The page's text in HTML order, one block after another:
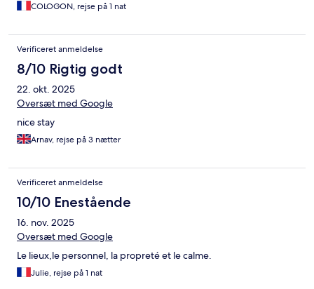
COLOGON, rejse på 1 nat
Verificeret anmeldelse
8/10 Rigtig godt
22. okt. 2025
Oversæt med Google
nice stay
Arnav, rejse på 3 nætter
Verificeret anmeldelse
10/10 Enestående
16. nov. 2025
Oversæt med Google
Le lieux,le personnel, la propreté et le calme.
Julie, rejse på 1 nat